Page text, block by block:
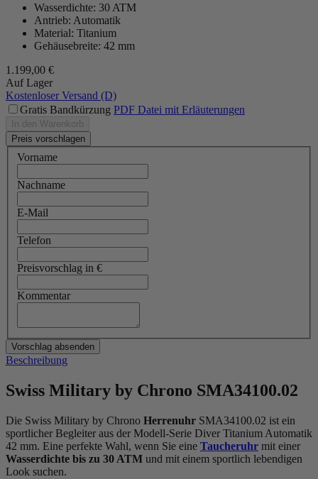
Wasserdichte: 30 ATM
Antrieb: Automatik
Material: Titanium
Gehäusebreite: 42 mm
1.199,00 €
Auf Lager
Kostenloser Versand (D)
Gratis Bandkürzung PDF Datei mit Erläuterungen
In den Warenkorb
Preis vorschlagen
Vorname
Nachname
E-Mail
Telefon
Preisvorschlag in €
Kommentar
Beschreibung
Swiss Military by Chrono SMA34100.02
Die Swiss Military by Chrono Herrenuhr SMA34100.02 ist ein
sportlicher Begleiter aus der Modell-Serie Diver Titanium Automatik
42 mm. Eine perfekte Wahl, wenn Sie eine Taucheruhr mit einer
Wasserdichte bis zu 30 ATM und mit einem sportlich lebendigen
Look suchen.